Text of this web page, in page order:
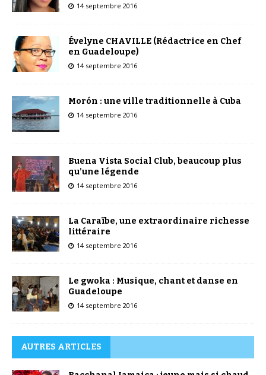
14 septembre 2016
Évelyne CHAVILLE (Rédactrice en Chef
en Guadeloupe)
14 septembre 2016
Morón : une ville traditionnelle à Cuba
14 septembre 2016
Buena Vista Social Club, beaucoup plus
qu’une légende
14 septembre 2016
La Caraïbe, une extraordinaire richesse
littéraire
14 septembre 2016
Le gwoka : Musique, chant et danse en
Guadeloupe
14 septembre 2016
AUTRES ARTICLES